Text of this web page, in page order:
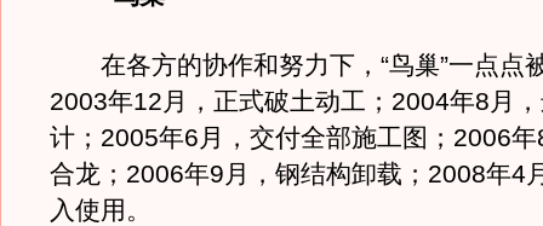
在各方的协作和努力下，“鸟巢”一点点
2003年12月，正式破土动工；2004年8月
计；2005年6月，交付全部施工图；2006
合龙；2006年9月，钢结构卸载；2008年4
入使用。